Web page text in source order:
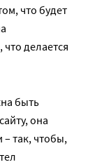
что будет
делается
быть
она
– так, чтобы,